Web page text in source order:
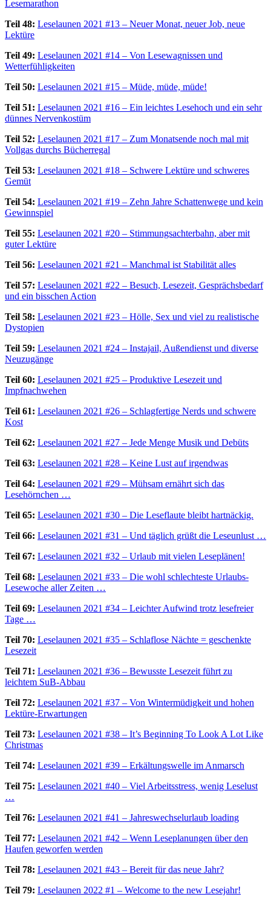
Lesemarathon
Teil 48: Leselaunen 2021 #13 – Neuer Monat, neuer Job, neue
Lektüre
Teil 49: Leselaunen 2021 #14 – Von Lesewagnissen und
Wetterfühligkeiten
Teil 50: Leselaunen 2021 #15 – Müde, müde, müde!
Teil 51: Leselaunen 2021 #16 – Ein leichtes Lesehoch und ein sehr
dünnes Nervenkostüm
Teil 52: Leselaunen 2021 #17 – Zum Monatsende noch mal mit
Vollgas durchs Bücherregal
Teil 53: Leselaunen 2021 #18 – Schwere Lektüre und schweres
Gemüt
Teil 54: Leselaunen 2021 #19 – Zehn Jahre Schattenwege und kein
Gewinnspiel
Teil 55: Leselaunen 2021 #20 – Stimmungsachterbahn, aber mit
guter Lektüre
Teil 56: Leselaunen 2021 #21 – Manchmal ist Stabilität alles
Teil 57: Leselaunen 2021 #22 – Besuch, Lesezeit, Gesprächsbedarf
und ein bisschen Action
Teil 58: Leselaunen 2021 #23 – Hölle, Sex und viel zu realistische
Dystopien
Teil 59: Leselaunen 2021 #24 – Instajail, Außendienst und diverse
Neuzugänge
Teil 60: Leselaunen 2021 #25 – Produktive Lesezeit und
Impfnachwehen
Teil 61: Leselaunen 2021 #26 – Schlagfertige Nerds und schwere
Kost
Teil 62: Leselaunen 2021 #27 – Jede Menge Musik und Debüts
Teil 63: Leselaunen 2021 #28 – Keine Lust auf irgendwas
Teil 64: Leselaunen 2021 #29 – Mühsam ernährt sich das
Lesehörnchen …
Teil 65: Leselaunen 2021 #30 – Die Leseflaute bleibt hartnäckig.
Teil 66: Leselaunen 2021 #31 – Und täglich grüßt die Leseunlust …
Teil 67: Leselaunen 2021 #32 – Urlaub mit vielen Leseplänen!
Teil 68: Leselaunen 2021 #33 – Die wohl schlechteste Urlaubs-
Lesewoche aller Zeiten …
Teil 69: Leselaunen 2021 #34 – Leichter Aufwind trotz lesefreier
Tage …
Teil 70: Leselaunen 2021 #35 – Schlaflose Nächte = geschenkte
Lesezeit
Teil 71: Leselaunen 2021 #36 – Bewusste Lesezeit führt zu
leichtem SuB-Abbau
Teil 72: Leselaunen 2021 #37 – Von Wintermüdigkeit und hohen
Lektüre-Erwartungen
Teil 73: Leselaunen 2021 #38 – It’s Beginning To Look A Lot Like
Christmas
Teil 74: Leselaunen 2021 #39 – Erkältungswelle im Anmarsch
Teil 75: Leselaunen 2021 #40 – Viel Arbeitsstress, wenig Leselust
…
Teil 76: Leselaunen 2021 #41 – Jahreswechselurlaub loading
Teil 77: Leselaunen 2021 #42 – Wenn Leseplanungen über den
Haufen geworfen werden
Teil 78: Leselaunen 2021 #43 – Bereit für das neue Jahr?
Teil 79: Leselaunen 2022 #1 – Welcome to the new Lesejahr!